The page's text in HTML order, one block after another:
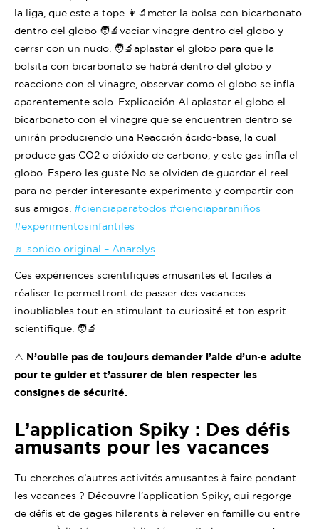
la liga, que este a tope 👩‍🔬meter la bolsa con bicarbonato
dentro del globo 🧑‍🔬vaciar vinagre dentro del globo y
cerrsr con un nudo. 🧑‍🔬aplastar el globo para que la
bolsita con bicarbonato se habrá dentro del globo y
reaccione con el vinagre, observar como el globo se infla
aparentemente solo. Explicación Al aplastar el globo el
bicarbonato con el vinagre que se encuentren dentro se
unirán produciendo una Reacción ácido-base, la cual
produce gas CO2 o dióxido de carbono, y este gas infla el
globo. Espero les guste No se olviden de guardar el reel
para no perder interesante experimento y compartir con
sus amigos. #cienciaparatodos #cienciaparaniños
#experimentosinfantiles
♬ sonido original – Anarelys
Ces expériences scientifiques amusantes et faciles à
réaliser te permettront de passer des vacances
inoubliables tout en stimulant ta curiosité et ton esprit
scientifique. 🧑‍🔬
⚠️ N’oublie pas de toujours demander l’aide d’un·e adulte
pour te guider et t’assurer de bien respecter les
consignes de sécurité.
L’application Spiky : Des défis
amusants pour les vacances
Tu cherches d’autres activités amusantes à faire pendant
les vacances ? Découvre l’application Spiky, qui regorge
de défis et de gages hilarants à relever en famille ou entre